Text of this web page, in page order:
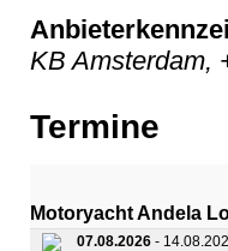
KB Amsterdam,
Termine
Motoryacht Andela
07.08.2026 -